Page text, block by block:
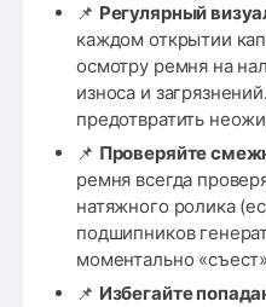
📌 Регулярный
каждом открытии
осмотру ремня на
износа и
предотвратить
📌 Проверяйте
ремня всегда
натяжного ролика
подшипников
моментально
📌 Избегайте